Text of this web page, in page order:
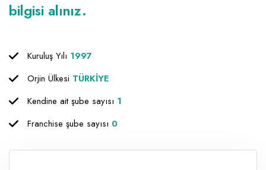
Mali Kayıt ve Denetim
Mobilya Dekorasyon
Proje - İnşaat ve Tesisat
Raf ve Depo Sistemleri
Reklam - Tanıtım - PR ve İnternet
Seyahat - Rent A Car
bilgisi alınız.
Kuruluş Yılı 1997
Orjin Ülkesi TÜRKİYE
Kendine ait şube sayısı 1
Franchise şube sayısı 0